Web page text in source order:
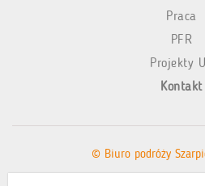
Praca
PFR
Projekty
Kontakt
© Biuro podróży